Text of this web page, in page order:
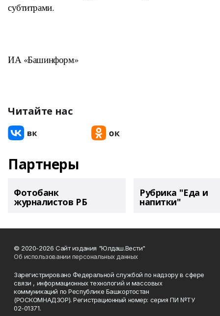
субтитрами.
ИА «Башинформ»
Читайте нас
Партнеры
Фотобанк
журналистов РБ
Рубрика "Еда и
напитки"
© 2020-2026 Сайт издания "Юлдаш.Вести"
Об использовании персональных данных
Зарегистрировано Федеральной службой по надзору в сфере
связи , информационных технологий и массовых
коммуникаций по Республике Башкортостан
(РОСКОМНАДЗОР). Регистрационный номер: серия ПИ №ТУ
02-01371.